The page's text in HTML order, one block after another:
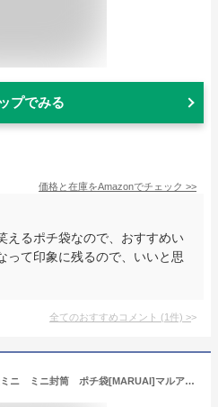
プでみる
価格と在庫をAmazonでチェック >>
えるポチ袋なので、おすすめい
って印象に残るので、いいと思
全てのおすすめコメント (1件) >
ミニ文具シリーズ 賞与袋ミニ ミニ封筒 ポチ袋[MARUAI]マルアイポチ袋・お年玉袋・お小遣い・小物入れ・ボーナス